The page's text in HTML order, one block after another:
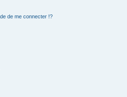
de me connecter !?